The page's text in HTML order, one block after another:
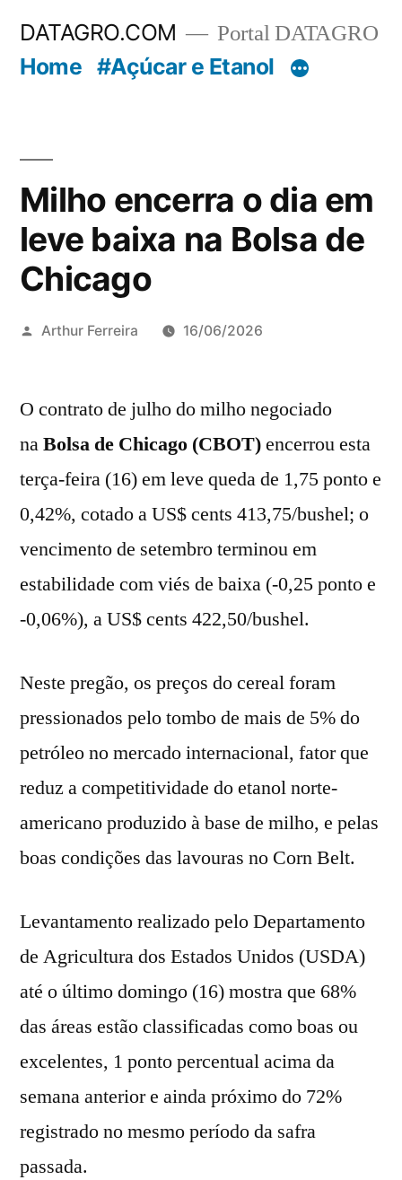
DATAGRO.COM Portal DATAGRO
Home #Açúcar e Etanol
Milho encerra o dia em
leve baixa na Bolsa de
Chicago
Publicado
Arthur Ferreira 16/06/2026
O contrato de julho do milho negociado
naBolsa de Chicago (CBOT)encerrou esta
terça-feira (16) em leve queda de 1,75 ponto e
0,42%, cotado a US$ cents 413,75/bushel; o
vencimento de setembro terminou em
estabilidade com viés de baixa (-0,25 ponto e
-0,06%), a US$ cents 422,50/bushel.
Neste pregão, os preços do cereal foram
pressionados pelo tombo de mais de 5% do
petróleo no mercado internacional, fator que
reduz a competitividade do etanol norte-
americano produzido à base de milho, e pelas
boas condições das lavouras no Corn Belt.
Levantamento realizado pelo Departamento
de Agricultura dos Estados Unidos (USDA)
até o último domingo (16) mostra que 68%
das áreas estão classificadas como boas ou
excelentes, 1 ponto percentual acima da
semana anterior e ainda próximo do 72%
registrado no mesmo período da safra
passada.